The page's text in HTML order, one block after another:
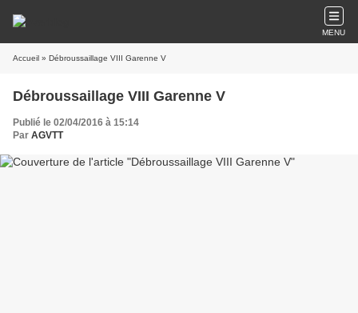
MENU
Accueil » Débroussaillage VIII Garenne V
Débroussaillage VIII Garenne V
Publié le 02/04/2016 à 15:14
Par AGVTT